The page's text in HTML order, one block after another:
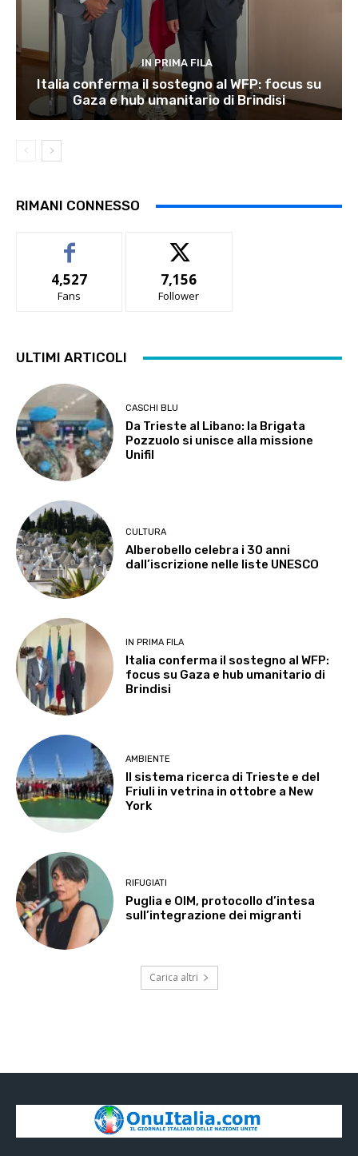
IN PRIMA FILA
Italia conferma il sostegno al WFP: focus su
Gaza e hub umanitario di Brindisi
RIMANI CONNESSO
4,527
Fans
7,156
Follower
ULTIMI ARTICOLI
CASCHI BLU
Da Trieste al Libano: la Brigata
Pozzuolo si unisce alla missione
Unifil
CULTURA
Alberobello celebra i 30 anni
dall’iscrizione nelle liste UNESCO
IN PRIMA FILA
Italia conferma il sostegno al WFP:
focus su Gaza e hub umanitario di
Brindisi
AMBIENTE
Il sistema ricerca di Trieste e del
Friuli in vetrina in ottobre a New
York
RIFUGIATI
Puglia e OIM, protocollo d’intesa
sull’integrazione dei migranti
Carica altri